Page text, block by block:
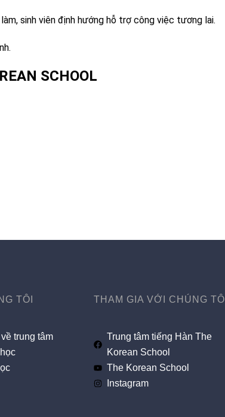
sinh viên định hướng hỗ trợ công việc tương lai.
SCHOOL
TÔI
trung tâm
THAM GIA VỚI CHÚNG TÔI
Trung tâm tiếng Hàn The
Korean School
The Korean School
Instagram